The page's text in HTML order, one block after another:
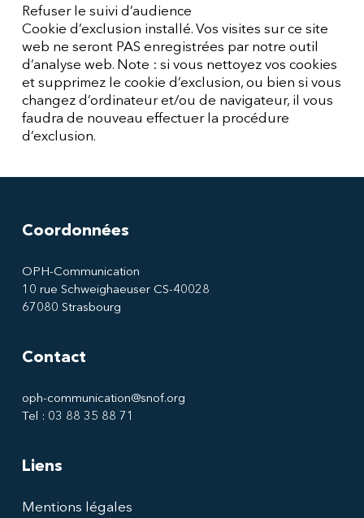
Refuser le suivi d’audience
Cookie d’exclusion installé. Vos visites sur ce site
web ne seront PAS enregistrées par notre outil
d’analyse web. Note : si vous nettoyez vos cookies
et supprimez le cookie d’exclusion, ou bien si vous
changez d’ordinateur et/ou de navigateur, il vous
faudra de nouveau effectuer la procédure
d’exclusion.
Coordonnées
OPH-Communication
10 rue Schweighaeuser CS-40028
67080 Strasbourg
Contact
oph-communication@snof.org
Tel : 03 88 35 88 71
Liens
Mentions légales